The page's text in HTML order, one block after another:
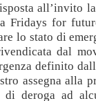
all’invito
Fridays for
lo stato di
dal
definito
assegna alla
deroga ad